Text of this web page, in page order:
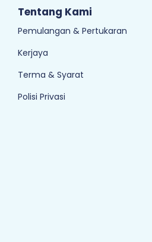
Tentang Kami
Pemulangan & Pertukaran
Kerjaya
Terma & Syarat
Polisi Privasi